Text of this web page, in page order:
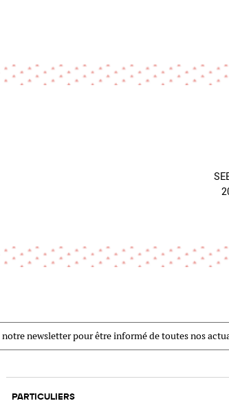
newsletter pour être informé de toutes nos
PARTICULIERS